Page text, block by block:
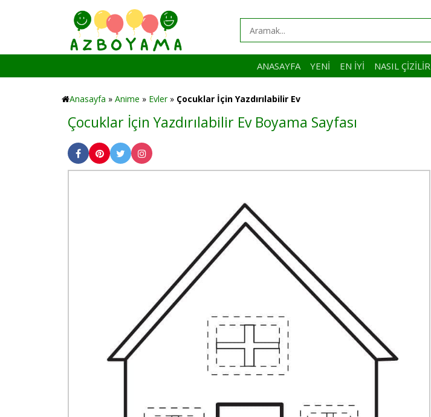
ANASAYFA YENI EN İYI NASIL ÇIZILIR
Anasayfa » Anime » Evler» Çocuklar İçin Yazdırılabilir Ev
Çocuklar İçin Yazdırılabilir Ev Boyama Sayfası